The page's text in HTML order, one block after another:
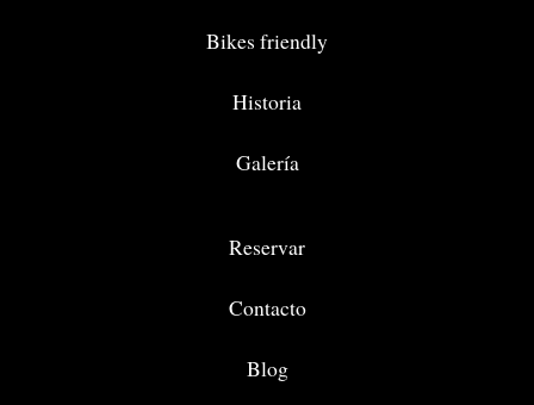
Bikes friendly
Historia
Galería
Reservar
Contacto
Blog